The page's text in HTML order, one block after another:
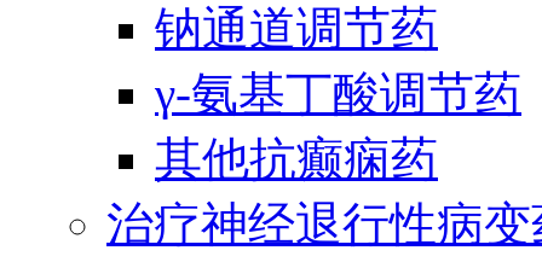
钠通道调节药
γ-氨基丁酸调节药
其他抗癫痫药
治疗神经退行性病